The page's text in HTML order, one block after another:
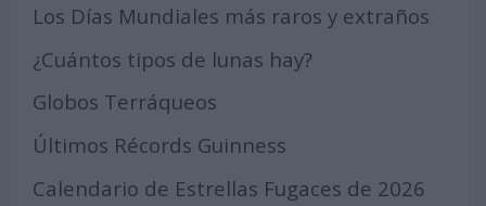
Los Días Mundiales más raros y extraños
¿Cuántos tipos de lunas hay?
Globos Terráqueos
Últimos Récords Guinness
Calendario de Estrellas Fugaces de 2026